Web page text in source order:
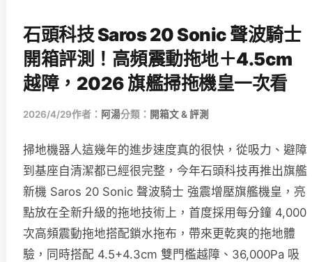
石頭科技 Saros 20 Sonic 聲波騎士
開箱評測！高頻震動拖地＋4.5cm
越障，2026 旗艦掃拖機皇一次看
2026/4/29作者： 阿湯分類： 開箱文 & 評測
掃地機器人這幾年的進步速度真的很快，從吸力、避障
到基座自清潔都已經很完整，今年石頭科技再推出旗艦
新機 Saros 20 Sonic 聲波騎士 強震增壓旗艦機皇，亮
點放在全新升級的拖地技術上，首度採用每分鐘 4,000
次高頻震動拖地搭配鎖水拖布，帶來更乾爽的拖地體
驗，同時搭配 4.5+4.3cm 雙門檻越障、36,000Pa 吸